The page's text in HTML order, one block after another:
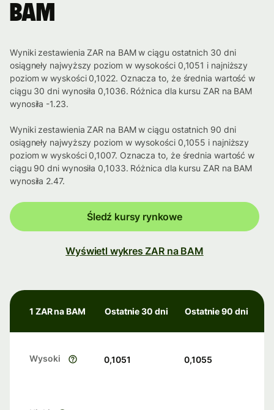
BAM
Wyniki zestawienia ZAR na BAM w ciągu ostatnich 30 dni
osiągneły najwyższy poziom w wysokości 0,1051 i najniższy
poziom w wyskości 0,1022. Oznacza to, że średnia wartość w
ciągu 30 dni wynosiła 0,1036. Różnica dla kursu ZAR na BAM
wynosiła -1.23.
Wyniki zestawienia ZAR na BAM w ciągu ostatnich 90 dni
osiągneły najwyższy poziom w wysokości 0,1055 i najniższy
poziom w wyskości 0,1007. Oznacza to, że średnia wartość w
ciągu 90 dni wynosiła 0,1033. Różnica dla kursu ZAR na BAM
wynosiła 2.47.
Śledź kursy rynkowe
Wyświetl wykres ZAR na BAM
1 ZAR na BAM Ostatnie 30 dni Ostatnie 90 dni
Wysoki 0,1051 0,1055